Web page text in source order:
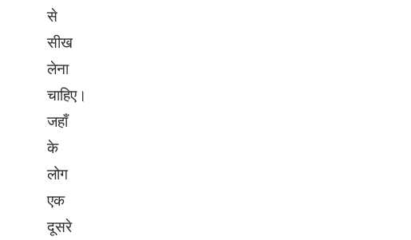
से
सीख
लेना
चाहिए।
जहाँ
के
लोग
एक
दूसरे